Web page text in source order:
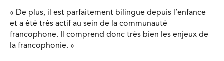
« De plus, il est parfaitement bilingue depuis l’enfance
et a été très actif au sein de la communauté
francophone. Il comprend donc très bien les enjeux de
la francophonie. »